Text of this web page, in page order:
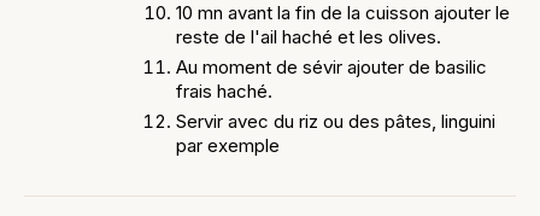
10 mn avant la fin de la cuisson ajouter le
reste de l'ail haché et les olives.
Au moment de sévir ajouter de basilic
frais haché.
Servir avec du riz ou des pâtes, linguini
par exemple